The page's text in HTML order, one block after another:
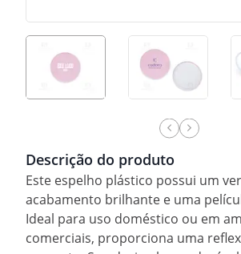
Descrição do produto
Este espelho plástico possui um
acabamento brilhante e uma
Ideal para uso doméstico ou em
comerciais, proporciona uma